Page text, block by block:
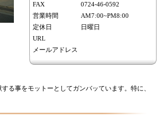
FAX
0724-46-0592
営業時間
AM7:00~PM8:00
定休日
日曜日
URL
メールアドレス
る事をモットーとしてガンバッています。特に、